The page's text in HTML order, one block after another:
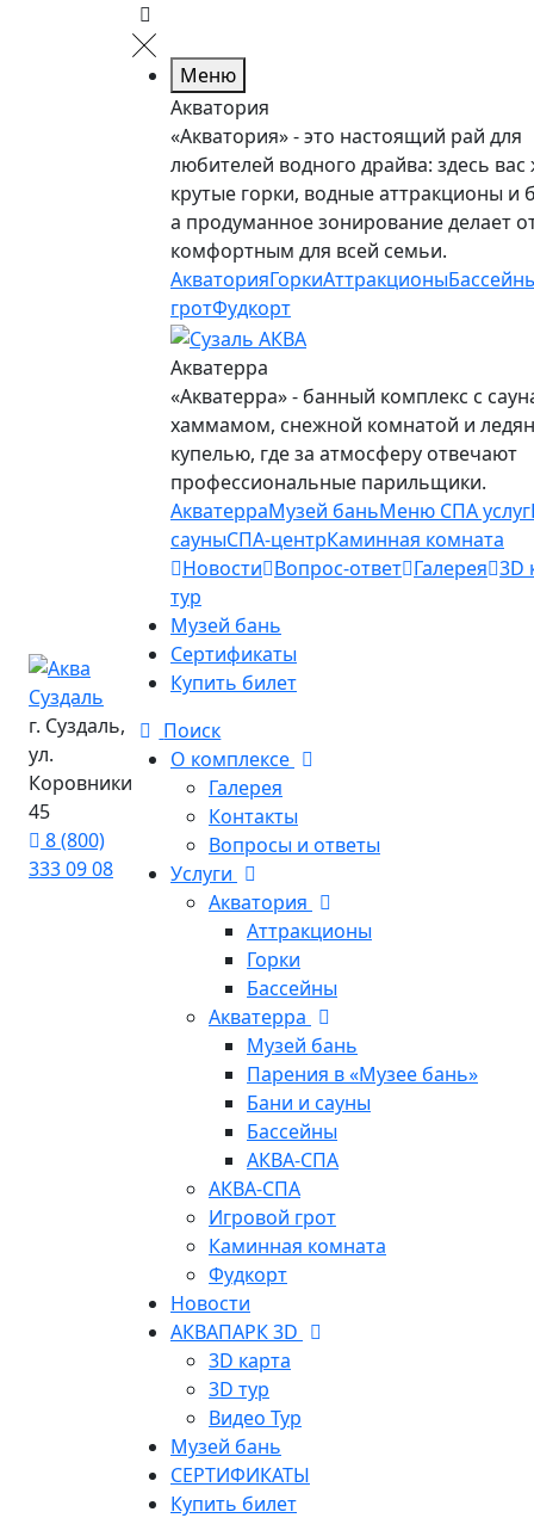
г. Суздаль,
ул.
Коровники
45
8 (800)
333 09 08
Меню
Акватория
«Акватория» - это настоящий рай для
любителей водного драйва: здесь вас
крутые горки, водные аттракционы и
а продуманное зонирование делает
комфортным для всей семьи.
АкваторияГоркиАттракционы
гротФудкорт
Акватерра
«Акватерра» - банный комплекс с
хаммамом, снежной комнатой и
купелью, где за атмосферу отвечают
профессиональные парильщики.
АкватерраМузей баньМеню СПА услуг
сауныСПА-центрКаминная комната
Новости Вопрос-ответ Галерея 3D
тур
Музей бань
Сертификаты
Купить билет
Поиск
О комплексе
Галерея
Контакты
Вопросы и ответы
Услуги
Акватория
Аттракционы
Горки
Бассейны
Акватерра
Музей бань
Парения в «Музее бань»
Бани и сауны
Бассейны
АКВА-СПА
АКВА-СПА
Игровой грот
Каминная комната
Фудкорт
Новости
АКВАПАРК 3D
3D карта
3D тур
Видео Тур
Музей бань
СЕРТИФИКАТЫ
Купить билет